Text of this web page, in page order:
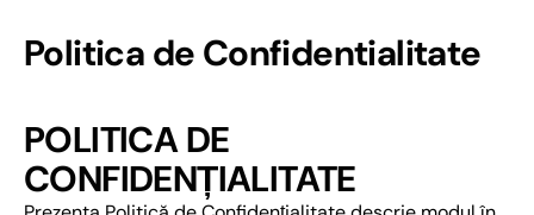
Politica de Confidentialitate
POLITICA DE
CONFIDENȚIALITATE